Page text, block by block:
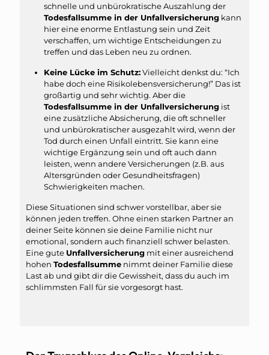
schnelle und unbürokratische Auszahlung der
Todesfallsumme in der Unfallversicherung kann
hier eine enorme Entlastung sein und Zeit
verschaffen, um wichtige Entscheidungen zu
treffen und das Leben neu zu ordnen.
Keine Lücke im Schutz:Vielleicht denkst du: “Ich
habe doch eine Risikolebensversicherung!” Das ist
großartig und sehr wichtig. Aber die
Todesfallsumme in der Unfallversicherung ist
eine zusätzliche Absicherung, die oft schneller
und unbürokratischer ausgezahlt wird, wenn der
Tod durch einen Unfall eintritt. Sie kann eine
wichtige Ergänzung sein und oft auch dann
leisten, wenn andere Versicherungen (z.B. aus
Altersgründen oder Gesundheitsfragen)
Schwierigkeiten machen.
Diese Situationen sind schwer vorstellbar, aber sie
können jeden treffen. Ohne einen starken Partner an
deiner Seite können sie deine Familie nicht nur
emotional, sondern auch finanziell schwer belasten.
Eine gute Unfallversicherung mit einer ausreichend
hohen Todesfallsumme nimmt deiner Familie diese
Last ab und gibt dir die Gewissheit, dass du auch im
schlimmsten Fall für sie vorgesorgt hast.